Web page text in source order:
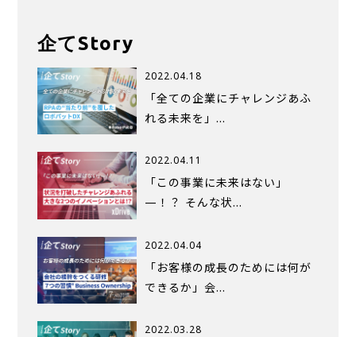
企てStory
2022.04.18
「全ての企業にチャレンジあふ
れる未来を」…
2022.04.11
「この事業に未来はない」
—！？ そんな状…
2022.04.04
「お客様の成長のためには何が
できるか」会…
2022.03.28